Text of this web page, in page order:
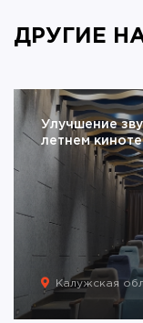
ДРУГИЕ
Улучшение
летнем
Калужская